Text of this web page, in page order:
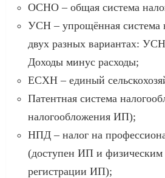
ОСНО – общая система
УСН – упрощённая система
двух разных вариантах:
Доходы минус расходы;
ЕСХН – единый
Патентная система
налогообложения ИП);
НПД – налог на
(доступен ИП и физическим
регистрации ИП);